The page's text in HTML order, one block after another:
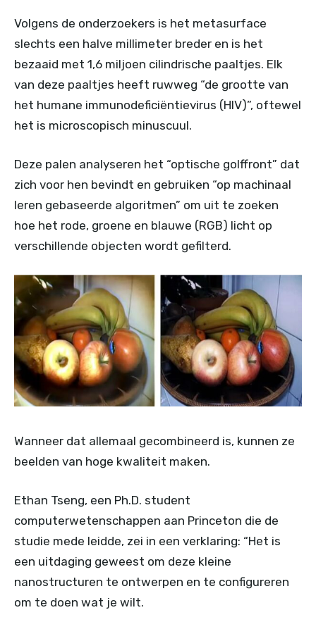
Volgens de onderzoekers is het metasurface
slechts een halve millimeter breder en is het
bezaaid met 1,6 miljoen cilindrische paaltjes. Elk
van deze paaltjes heeft ruwweg “de grootte van
het humane immunodeficiëntievirus (HIV)”, oftewel
het is microscopisch minuscuul.
Deze palen analyseren het “optische golffront” dat
zich voor hen bevindt en gebruiken “op machinaal
leren gebaseerde algoritmen” om uit te zoeken
hoe het rode, groene en blauwe (RGB) licht op
verschillende objecten wordt gefilterd.
Wanneer dat allemaal gecombineerd is, kunnen ze
beelden van hoge kwaliteit maken.
Ethan Tseng, een Ph.D. student
computerwetenschappen aan Princeton die de
studie mede leidde, zei in een verklaring: “Het is
een uitdaging geweest om deze kleine
nanostructuren te ontwerpen en te configureren
om te doen wat je wilt.